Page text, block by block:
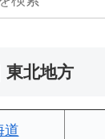
東北地方
道